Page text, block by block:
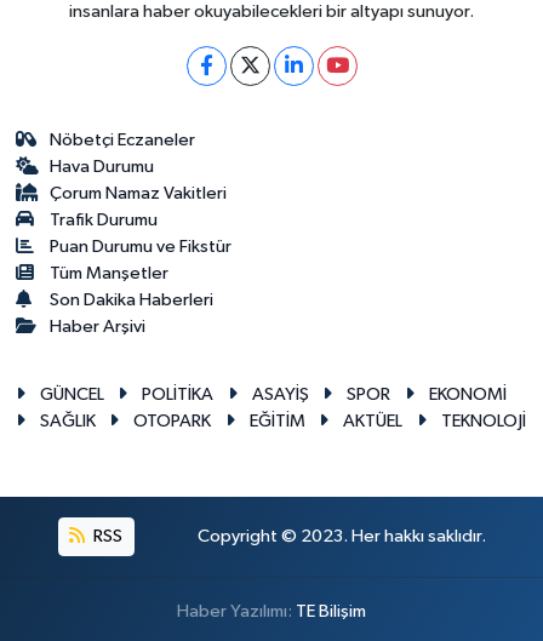
insanlara haber okuyabilecekleri bir altyapı sunuyor.
Nöbetçi Eczaneler
Hava Durumu
Çorum Namaz Vakitleri
Trafik Durumu
Puan Durumu ve Fikstür
Tüm Manşetler
Son Dakika Haberleri
Haber Arşivi
GÜNCEL POLİTİKA ASAYİŞ SPOR
EKONOMİ
SAĞLIK
OTOPARK EĞİTİM AKTÜEL TEKNOLOJİ
RSS Copyright © 2023. Her hakkı saklıdır.
Haber Yazılımı: TE Bilişim